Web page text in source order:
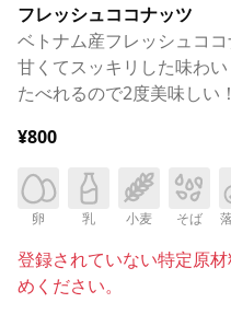
フレッシュココナッツ
ベトナム産フレッシュココ
甘くてスッキリした味わ
たべれるので2度美味しい！
¥800
卵 乳 小麦 そば
登録されていない特定原
めください。